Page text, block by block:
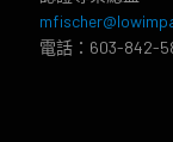
電話：603-842-